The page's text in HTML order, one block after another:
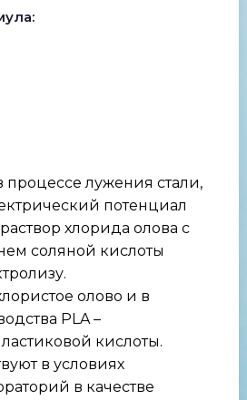
процессе лужения стали,
потенциал
хлорида олова с
соляной кислоты
олово и в
PLA –
кислоты.
в условиях
в качестве